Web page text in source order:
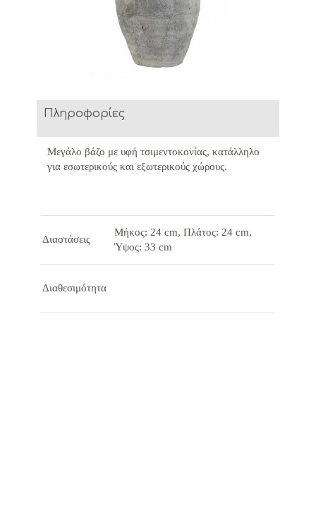
Πληροφορίες
Μεγάλο βάζο με υφή τσιμεντοκονίας, κατάλληλο
για εσωτερικούς και εξωτερικούς χώρους.
Διαστάσεις
Μήκος: 24 cm, Πλάτος: 24 cm,
Ύψος: 33 cm
Διαθεσιμότητα